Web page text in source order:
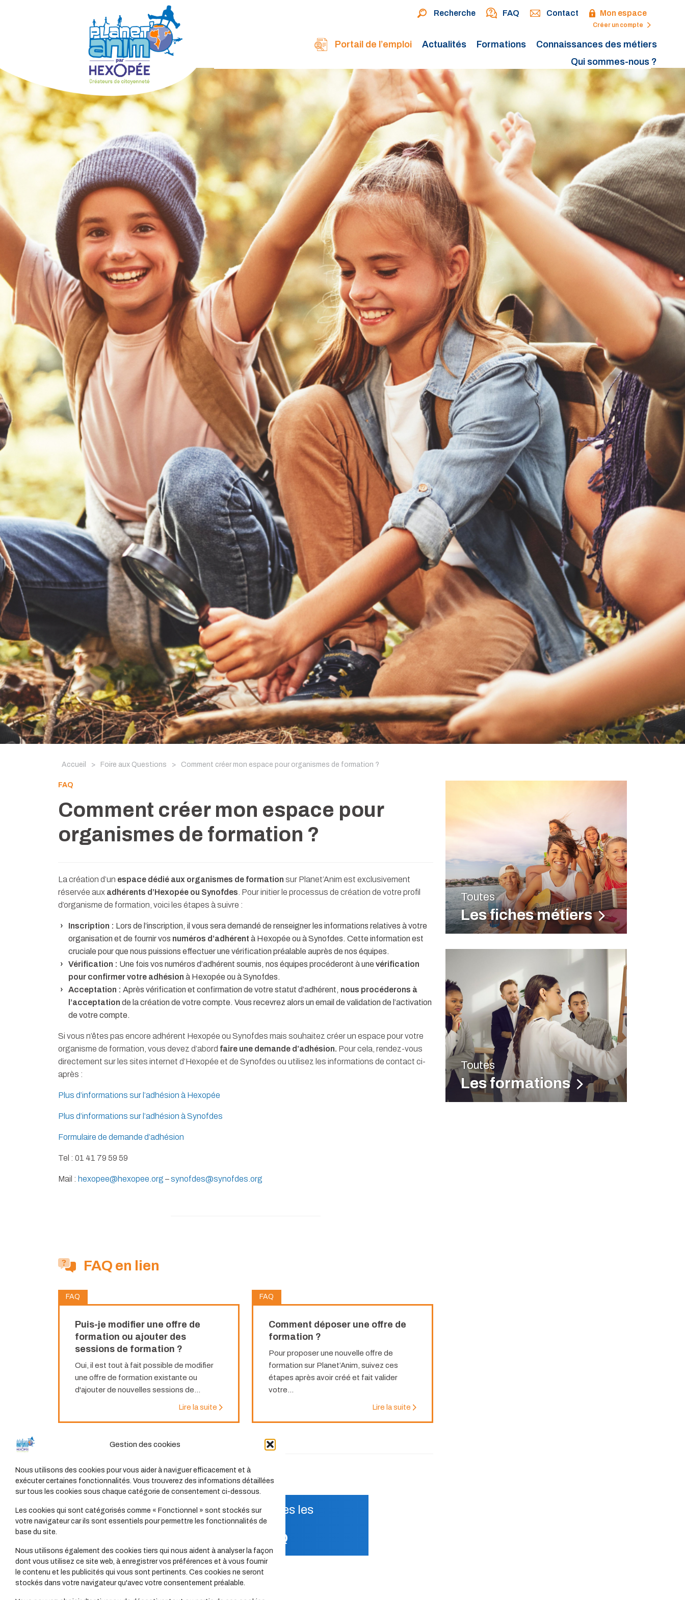
Gestion des cookies
Nous utilisons des cookies pour vous aider à naviguer efficacement et à
exécuter certaines fonctionnalités. Vous trouverez des informations détaillées
sur tous les cookies sous chaque catégorie de consentement ci-dessous.
Les cookies qui sont catégorisés comme « Fonctionnel » sont stockés sur
votre navigateur car ils sont essentiels pour permettre les fonctionnalités de
base du site.
Nous utilisons également des cookies tiers qui nous aident à analyser la façon
dont vous utilisez ce site web, à enregistrer vos préférences et à vous fournir
le contenu et les publicités qui vous sont pertinents. Ces cookies ne seront
stockés dans votre navigateur qu'avec votre consentement préalable.
Recherche FAQ Contact Mon espace
Créer un compte
Portail de l’emploi Actualités Formations
Connaissances des métiers
Qui sommes-nous ?
Accueil > Foire aux Questions > Comment créer mon espace pour organismes de formation ?
FAQ
Comment créer mon espace pour
organismes de formation ?
La création d’un espace dédié aux organismes de formation sur Planet’Anim est exclusivement
réservée aux adhérents d’Hexopée ou Synofdes . Pour initier le processus de création de votre profil
d’organisme de formation, voici les étapes à suivre :
Inscription : Lors de l’inscription, il vous sera demandé de renseigner les informations relatives à votre
organisation et de fournir vos numéros d’adhérent à Hexopée ou à Synofdes. Cette information est
cruciale pour que nous puissions effectuer une vérification préalable auprès de nos équipes.
Vérification : Une fois vos numéros d’adhérent soumis, nos équipes procéderont à une vérification
pour confirmer votre adhésion à Hexopée ou à Synofdes.
Acceptation : Après vérification et confirmation de votre statut d’adhérent, nous procéderons à
l’acceptation de la création de votre compte. Vous recevrez alors un email de validation de l’activation
de votre compte.
Si vous n’êtes pas encore adhérent Hexopée ou Synofdes mais souhaitez créer un espace pour votre
organisme de formation, vous devez d’abord faire une demande d’adhésion. Pour cela, rendez-vous
directement sur les sites internet d’Hexopée et de Synofdes ou utilisez les informations de contact ci-
après :
Plus d’informations sur l’adhésion à Hexopée
Plus d’informations sur l’adhésion à Synofdes
Formulaire de demande d’adhésion
Tel : 01 41 79 59 59
Mail : hexopee@hexopee.org –synofdes@synofdes.org
FAQ en lien
FAQ
Puis-je modifier une offre de
formation ou ajouter des
sessions de formation ?
Oui, il est tout à fait possible de modifier
une offre de formation existante ou
d'ajouter de nouvelles sessions de...
Lire la suite
FAQ
Comment déposer une offre de
formation ?
Pour proposer une nouvelle offre de
formation sur Planet’Anim, suivez ces
étapes après avoir créé et fait valider
votre...
Lire la suite
Découvrez toutes les
questions
notre FAQ
Toutes
Les fiches métiers
Toutes
Les formations